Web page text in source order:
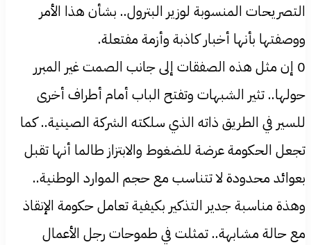
التصريحات المنسوبة لوزير البترول.. بشأن هذا الأمر
ووصفتها بأنها أخبار كاذبة وأزمة مفتعلة.
0 إن مثل هذه الصفقات إلى جانب الصمت غير المبرر
حولها.. تثير الشبهات وتفتح الباب أمام أطراف أخرى
للسير في الطريق ذاته الذي سلكته الشركة الصينية.. كما
تجعل الحكومة عرضة للضغوط والابتزاز طالما أنها تقبل
بعوائد محدودة لا تتناسب مع حجم الموارد الوطنية..
وهذة مناسبة جدير التذكير بكيفية تعامل حكومة الإنقاذ
مع حالة مشابهة.. تمثلت في طموحات رجل الأعمال